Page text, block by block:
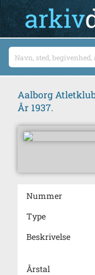
Aalborg
År 1937.
Nummer
Type
Beskrivelse
Årstal